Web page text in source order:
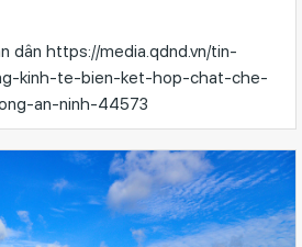
dân https://media.qdnd.vn/tin-
kinh-te-bien-ket-hop-chat-che-
an-ninh-44573